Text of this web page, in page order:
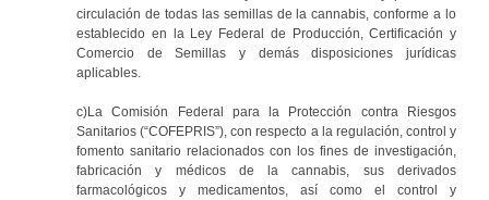
circulación de todas las semillas de la cannabis, conforme a lo
establecido en la Ley Federal de Producción, Certificación y
Comercio de Semillas y demás disposiciones jurídicas
aplicables.
c)La Comisión Federal para la Protección contra Riesgos
Sanitarios (“COFEPRIS”), con respecto a la regulación, control y
fomento sanitario relacionados con los fines de investigación,
fabricación y médicos de la cannabis, sus derivados
farmacológicos y medicamentos, así como el control y